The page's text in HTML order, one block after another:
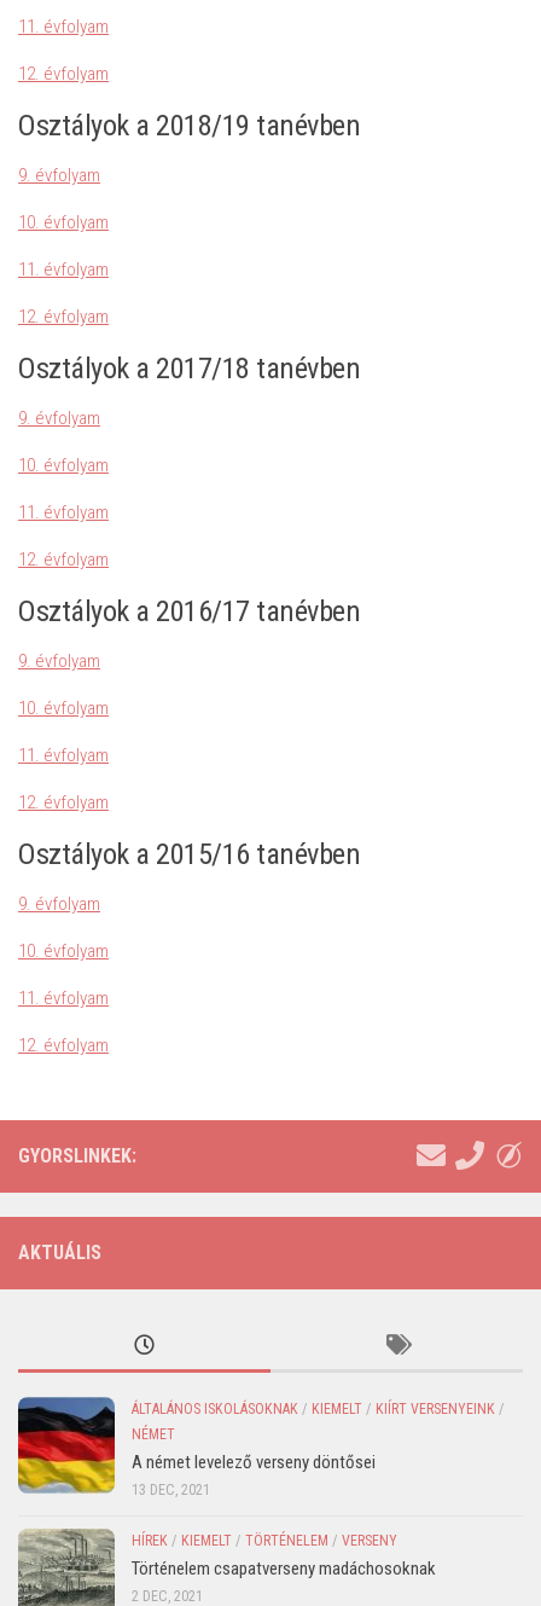
11. évfolyam
12. évfolyam
Osztályok a 2018/19 tanévben
9. évfolyam
10. évfolyam
11. évfolyam
12. évfolyam
Osztályok a 2017/18 tanévben
9. évfolyam
10. évfolyam
11. évfolyam
12. évfolyam
Osztályok a 2016/17 tanévben
9. évfolyam
10. évfolyam
11. évfolyam
12. évfolyam
Osztályok a 2015/16 tanévben
9. évfolyam
10. évfolyam
11. évfolyam
12. évfolyam
GYORSLINKEK:
AKTUÁLIS
ÁLTALÁNOS ISKOLÁSOKNAK / KIEMELT / KIÍRT VERSENYEINK /
NÉMET
A német levelező verseny döntősei
13 DEC, 2021
HÍREK / KIEMELT / TÖRTÉNELEM / VERSENY
Történelem csapatverseny madáchosoknak
2 DEC, 2021